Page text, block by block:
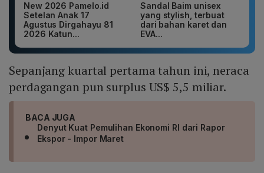
New 2026 Pamelo.id
Setelan Anak 17
Agustus Dirgahayu 81
2026 Katun...
Sandal Baim unisex
yang stylish, terbuat
dari bahan karet dan
EVA...
Sepanjang kuartal pertama tahun ini, neraca
perdagangan pun surplus US$ 5,5 miliar.
BACA JUGA
Denyut Kuat Pemulihan Ekonomi RI dari Rapor
Ekspor - Impor Maret